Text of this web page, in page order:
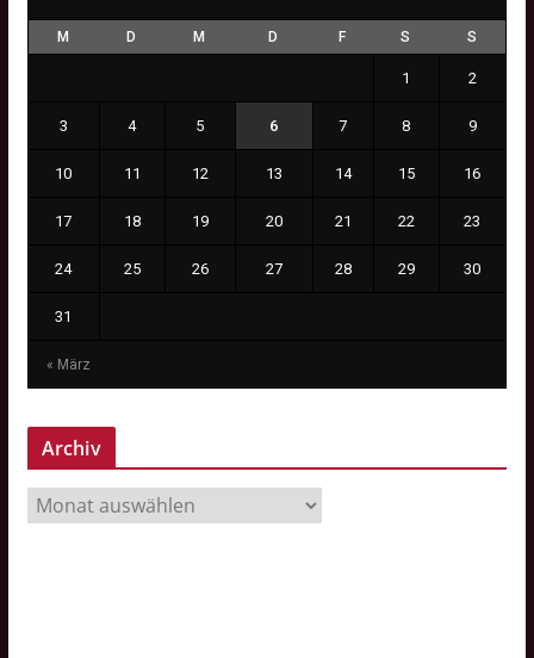
M D M D F S S
« März
1 2
3 4 5 6 7 8 9
10 11 12 13 14 15 16
17 18 19 20 21 22 23
24 25 26 27 28 29 30
31
Archiv